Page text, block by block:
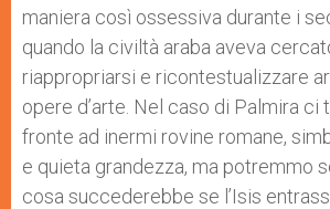
maniera così ossessiva durante i
quando la civiltà araba aveva
riappropriarsi e ricontestualizzare
opere d’arte. Nel caso di Palmira ci
fronte ad inermi rovine romane,
e quieta grandezza, ma potremmo
cosa succederebbe se l’Isis